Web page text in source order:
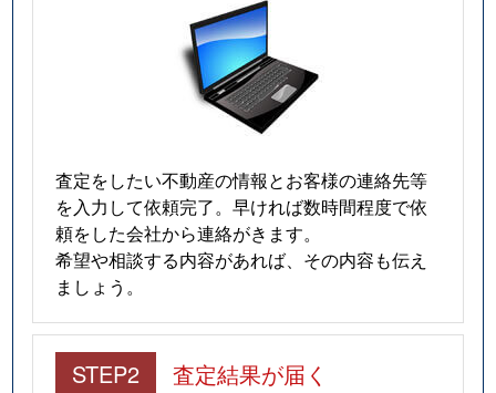
査定をしたい不動産の情報とお客様の連絡先等
を入力して依頼完了。早ければ数時間程度で依
頼をした会社から連絡がきます。
希望や相談する内容があれば、その内容も伝え
ましょう。
STEP2 査定結果が届く